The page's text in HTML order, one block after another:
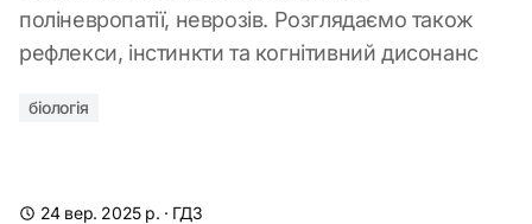
поліневропатії, неврозів. Розглядаємо також
рефлекси, інстинкти та когнітивний дисонанс
біологія
24 вер. 2025 р. · ГДЗ